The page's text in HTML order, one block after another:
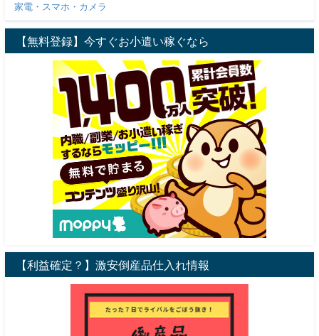
家電・スマホ・カメラ
【無料登録】今すぐお小遣い稼ぐなら
【利益確定？】激安倒産品仕入れ情報